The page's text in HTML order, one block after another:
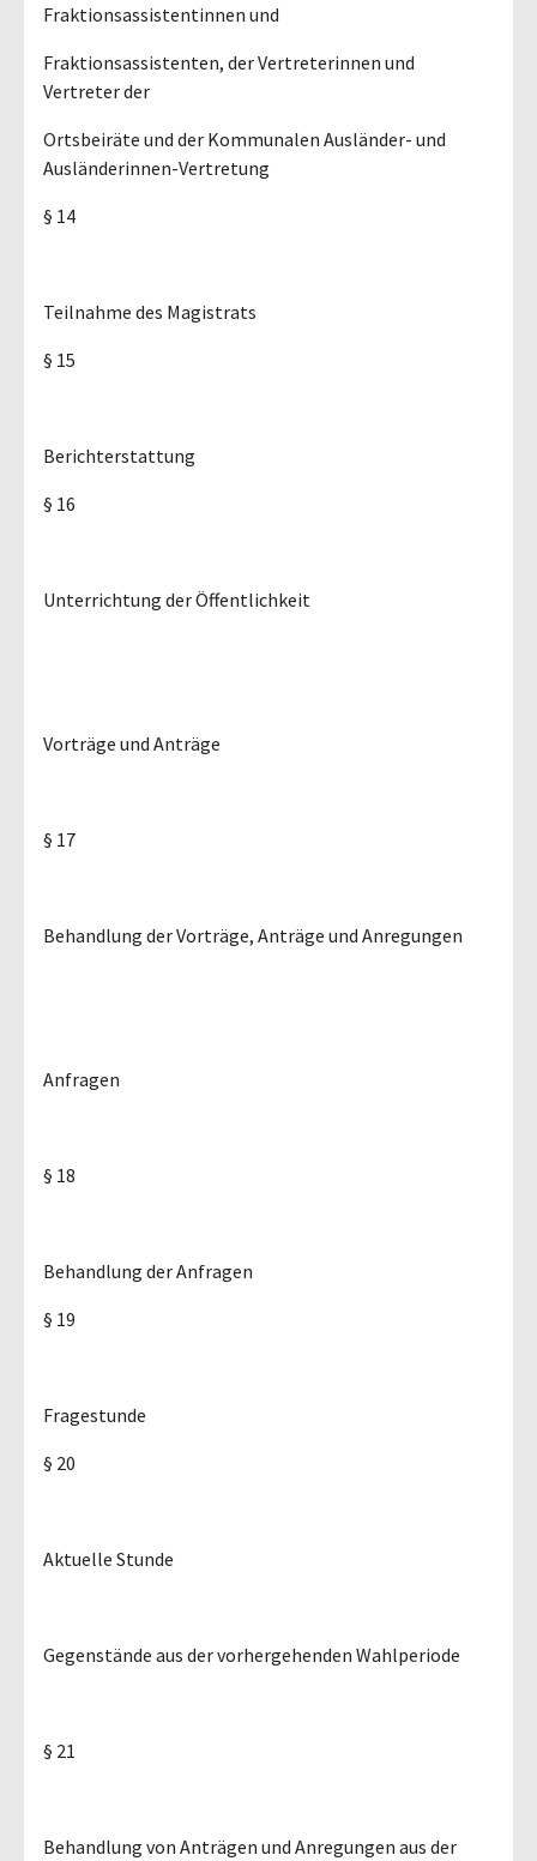
Fraktionsassistentinnen und
Fraktionsassistenten, der Vertreterinnen und
Vertreter der
Ortsbeiräte und der Kommunalen Ausländer- und
Ausländerinnen-Vertretung
§ 14
Teilnahme des Magistrats
§ 15
Berichterstattung
§ 16
Unterrichtung der Öffentlichkeit
Vorträge und Anträge
§ 17
Behandlung der Vorträge, Anträge und Anregungen
Anfragen
§ 18
Behandlung der Anfragen
§ 19
Fragestunde
§ 20
Aktuelle Stunde
Gegenstände aus der vorhergehenden Wahlperiode
§ 21
Behandlung von Anträgen und Anregungen aus der